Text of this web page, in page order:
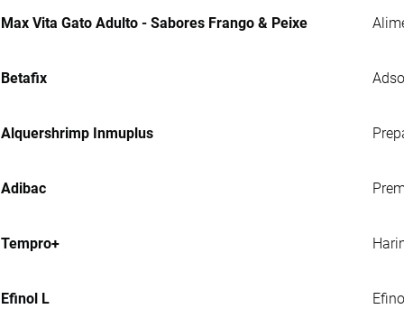
Max Vita Gato Adulto - Sabores Frango & Peixe
Betafix
Alquershrimp Inmuplus
Adibac
Tempro+
Efinol L